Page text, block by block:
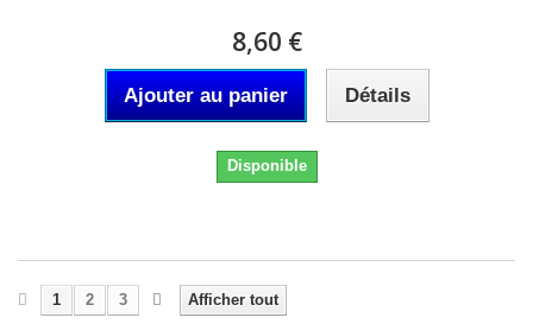
8,60 €
Ajouter au panier Détails
Disponible
Afficher tout
1 2 3